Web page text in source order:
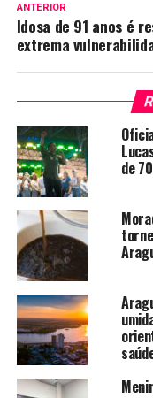
ANTERIOR
Idosa de 91 anos é
extrema
de